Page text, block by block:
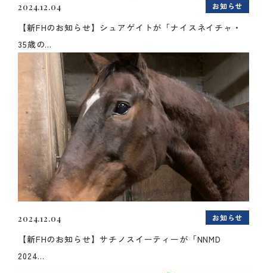
2024.12.04 お知らせ
【新FHのお知らせ】シュアゲイトが「ナイスネイチャ・
35歳の...
2024.12.04 お知らせ
【新FHのお知らせ】サチノスイーティーが「NNMD
2024...